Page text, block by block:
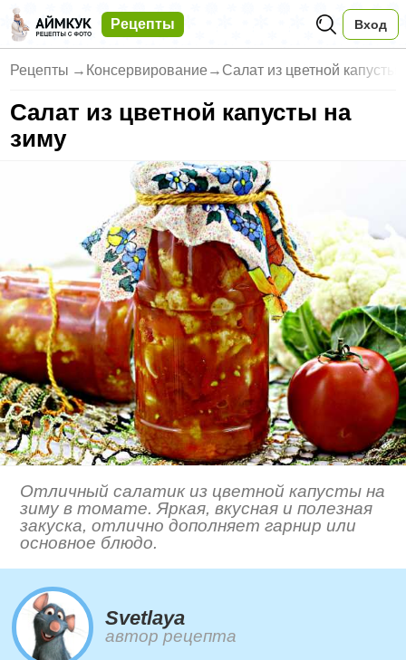
Рецепты Вход
Рецепты → Консервирование → Салат из цветной капусты
Салат из цветной капусты на
зиму
Отличный салатик из цветной капусты на
зиму в томате. Яркая, вкусная и полезная
закуска, отлично дополняет гарнир или
основное блюдо.
Svetlaya
автор рецепта